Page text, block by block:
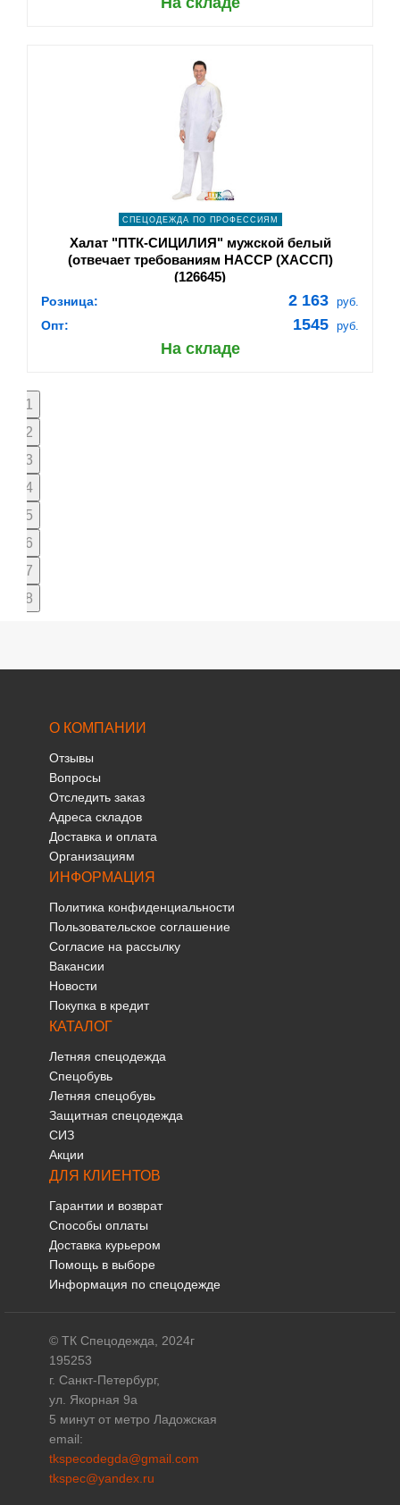
shopping_cart В КОРЗИНУ
navigate_next
ПОДРОБНЕЕ
СПЕЦОДЕЖДА ПО ПРОФЕССИЯМ
Халат "ПТК-СИЦИЛИЯ" мужской белый
(отвечает требованиям HACCP (ХАССП)
(126645)
Розница: 2 163 руб.
Опт: 1545 руб.
На складе
1
2
3
4
5
6
7
8
О КОМПАНИИ
Отзывы
Вопросы
Отследить заказ
Адреса складов
Доставка и оплата
Организациям
ИНФОРМАЦИЯ
Политика конфиденциальности
Пользовательское соглашение
Согласие на рассылку
Вакансии
Новости
Покупка в кредит
КАТАЛОГ
Летняя спецодежда
Спецобувь
Летняя спецобувь
Защитная спецодежда
СИЗ
Акции
ДЛЯ КЛИЕНТОВ
Гарантии и возврат
Способы оплаты
Доставка курьером
Помощь в выборе
Информация по спецодежде
© ТК Спецодежда, 2024г
195253
г. Санкт-Петербург,
ул. Якорная 9а
5 минут от метро Ладожская
email:
tkspecodegda@gmail.com
tkspec@yandex.ru